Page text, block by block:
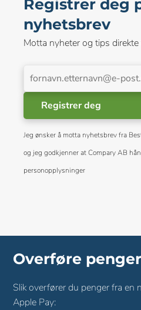
Registrer deg
nyhetsbrev
Motta nyheter og tips
Registrer deg
Jeg ønsker å motta nyhetsbrev fra
og jeg godkjenner at Compary AB
personopplysninger
Overføre
Slik overfører du penger fra en
Apple Pay: